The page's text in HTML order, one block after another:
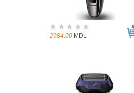
2984.00 MDL